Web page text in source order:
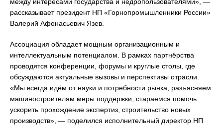
рассказывает президент НП «Горнопромышленники России»
Валерий Афонасьевич Язев.
Ассоциация обладает мощным организационным и
интеллектуальным потенциалом. В рамках партнёрства
проводятся конференции, форумы и круглые столы, где
обсуждаются актуальные вызовы и перспективы отрасли.
«Мы всегда идём от науки и потребности рынка, разъясняем
машиностроителям меры поддержки, стараемся помочь
ускорить прохождение экспертиз, строительство новых
производств», — поделился исполнительный директор НП